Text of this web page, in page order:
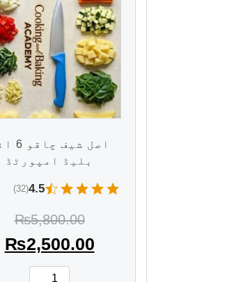
اصل
بلیڈ امپورٹڈ
4.5
(32)
₨5,800.00
₨2,500.00